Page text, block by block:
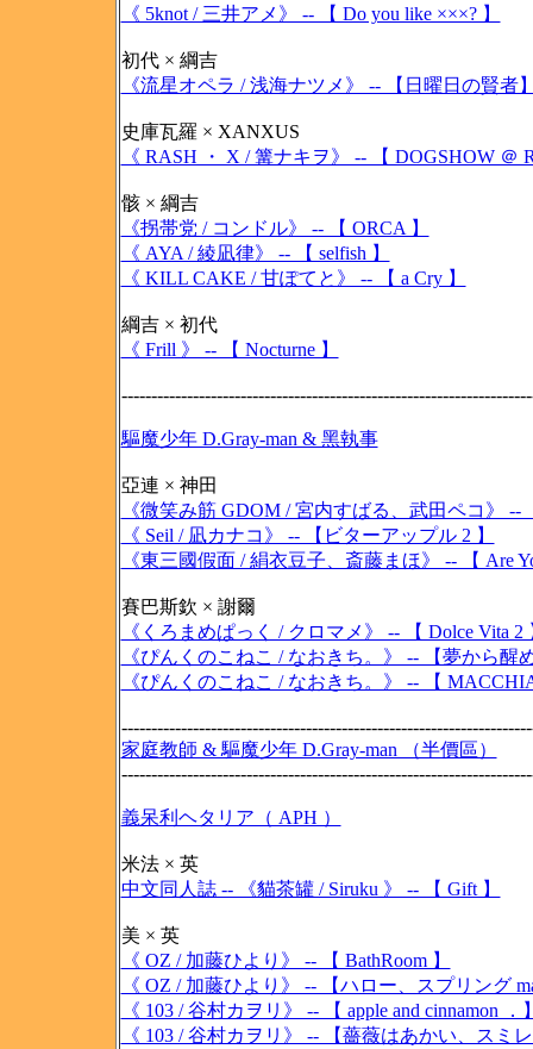
《 5knot / 三井アメ》 -- 【 Do you like ×××? 】
初代 × 綱吉
《流星オペラ / 浅海ナツメ》 -- 【日曜日の賢者
史庫瓦羅 × XANXUS
《 RASH ・ X / 篝ナキヲ》 -- 【 DOGSHOW ＠
骸 × 綱吉
《拐帯党 / コンドル》 -- 【 ORCA 】
《 AYA / 綾凪律》 -- 【 selfish 】
《 KILL CAKE / 甘ぽてと》 -- 【 a Cry 】
綱吉 × 初代
《 Frill 》 -- 【 Nocturne 】
驅魔少年 D.Gray-man & 黑執事
亞連 × 神田
《微笑み筋 GDOM / 宮内すばる、武田ペコ》 --
《 Seil / 凪カナコ》 -- 【ビターアップル 2 】
《東三國假面 / 絹衣豆子、斎藤まほ》 -- 【 Are
賽巴斯欽 × 謝爾
《くろまめぱっく / クロマメ》 -- 【 Dolce Vita 2
《ぴんくのこねこ / なおきち。》 -- 【夢から醒
《ぴんくのこねこ / なおきち。》 -- 【
家庭教師 & 驅魔少年 D.Gray-man （半價區）
義呆利ヘタリア（ APH ）
米法 × 英
中文同人誌 -- 《貓茶罐 / Siruku 》 -- 【 Gift 】
美 × 英
《 OZ / 加藤ひより》 -- 【 BathRoom 】
《 OZ / 加藤ひより》 -- 【ハロー、スプリング
《 103 / 谷村カヲリ》 -- 【 apple and cinnamon ．
《 103 / 谷村カヲリ》 -- 【薔薇はあかい、スミ